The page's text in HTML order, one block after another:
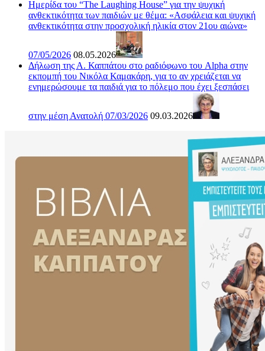
Ημερίδα του “The Laughing House” για την ψυχική
ανθεκτικότητα των παιδιών με θέμα: «Ασφάλεια και ψυχική
ανθεκτικότητα στην προσχολική ηλικία στον 21ου αιώνα»
07/05/2026 08.05.2026
Δήλωση της Α. Καππάτου στο ραδιόφωνο του Alpha στην
εκπομπή του Νικόλα Καμακάρη, για το αν χρειάζεται να
ενημερώσουμε τα παιδιά για το πόλεμο που έχει ξεσπάσει
στην μέση Ανατολή 07/03/2026 09.03.2026